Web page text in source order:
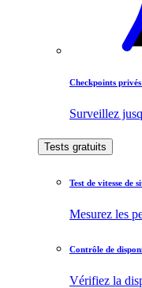
Checkpoints
Surveillez
Tests gratuits
Test de vitesse de
Mesurez les
Contrôle de
Vérifiez la